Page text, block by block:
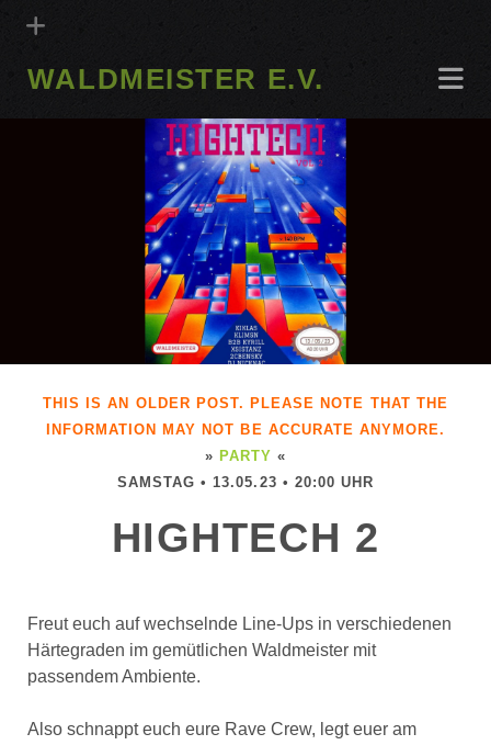
WALDMEISTER E.V.
THIS IS AN OLDER POST. PLEASE NOTE THAT THE
INFORMATION MAY NOT BE ACCURATE ANYMORE.
» PARTY «
SAMSTAG • 13.05.23 • 20:00 UHR
HIGHTECH 2
Freut euch auf wechselnde Line-Ups in verschiedenen
Härtegraden im gemütlichen Waldmeister mit
passendem Ambiente.
Also schnappt euch eure Rave Crew, legt euer am